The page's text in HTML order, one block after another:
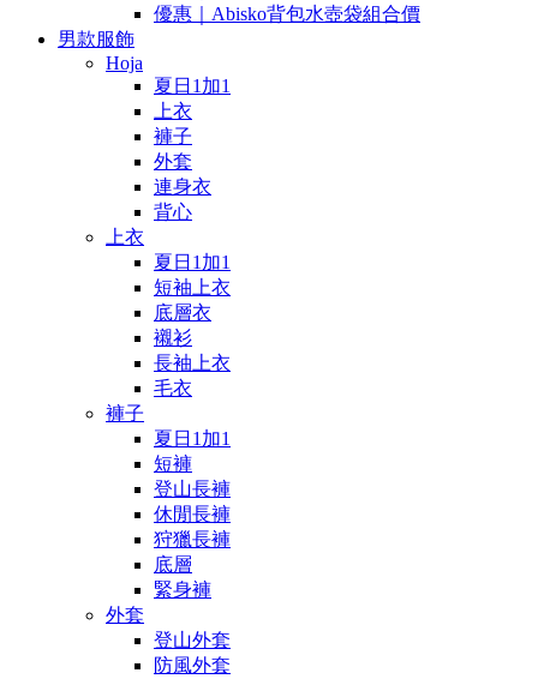
優惠｜Abisko背包水壺袋組合價
男款服飾
Hoja
夏日1加1
上衣
褲子
外套
連身衣
背心
上衣
夏日1加1
短袖上衣
底層衣
襯衫
長袖上衣
毛衣
褲子
夏日1加1
短褲
登山長褲
休閒長褲
狩獵長褲
底層
緊身褲
外套
登山外套
防風外套